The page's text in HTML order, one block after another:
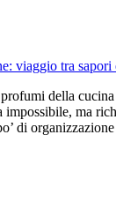
viaggio tra sapori
della cucina
impossibile, ma
di